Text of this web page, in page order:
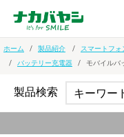
ホーム 製品紹介 スマートフォ
バッテリー充電器
モバイルバ
製品検索